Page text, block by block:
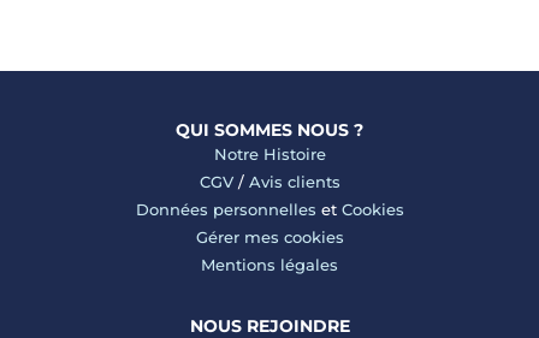
QUI SOMMES NOUS ?
Notre Histoire
CGV/ Avis clients
Données personnelles et Cookies
Gérer mes cookies
Mentions légales
NOUS REJOINDRE